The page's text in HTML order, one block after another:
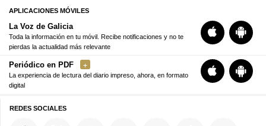
APLICACIONES MÓVILES
La Voz de Galicia
Toda la información en tu móvil. Recibe notificaciones y no te
pierdas la actualidad más relevante
Periódico en PDF
La experiencia de lectura del diario impreso, ahora, en formato
digital
REDES SOCIALES